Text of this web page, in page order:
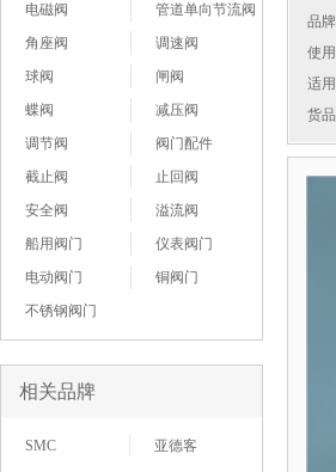
电磁阀
管道单向节流阀
角座阀
调速阀
球阀
闸阀
蝶阀
减压阀
调节阀
阀门配件
截止阀
止回阀
安全阀
溢流阀
船用阀门
仪表阀门
电动阀门
铜阀门
不锈钢阀门
相关品牌
SMC 亚德客
品牌
使
适
货